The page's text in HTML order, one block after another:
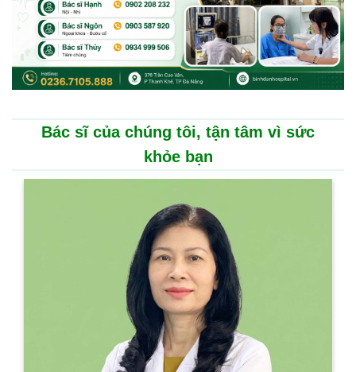
Bác sĩ của chúng tôi, tận tâm vì sức
khỏe bạn
Bùi Thị Cúc Hồ Thị Ngọc Hà